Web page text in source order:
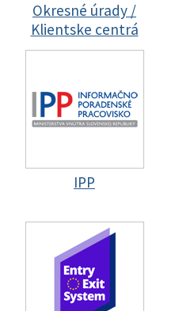
Okresné úrady /
Klientske centrá
IPP